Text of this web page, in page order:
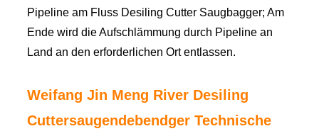
Pipeline am Fluss Desiling Cutter Saugbagger; Am
Ende wird die Aufschlämmung durch Pipeline an
Land an den erforderlichen Ort entlassen.
Weifang Jin Meng River Desiling
Cuttersaugendebendger Technische